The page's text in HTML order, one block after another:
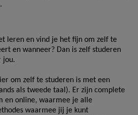
leren en vind je het fijn om zelf te
en wanneer? Dan is zelf studeren
jou.
om zelf te studeren is met een
als tweede taal). Er zijn complete
en online, waarmee je alle
waarmee jij je kunt